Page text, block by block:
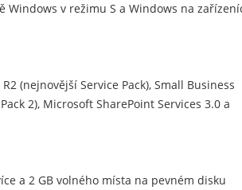
Windows v režimu S a Windows na
(nejnovější Service Pack), Small Business
2), Microsoft SharePoint Services 3.0 a
a 2 GB volného místa na pevném disku